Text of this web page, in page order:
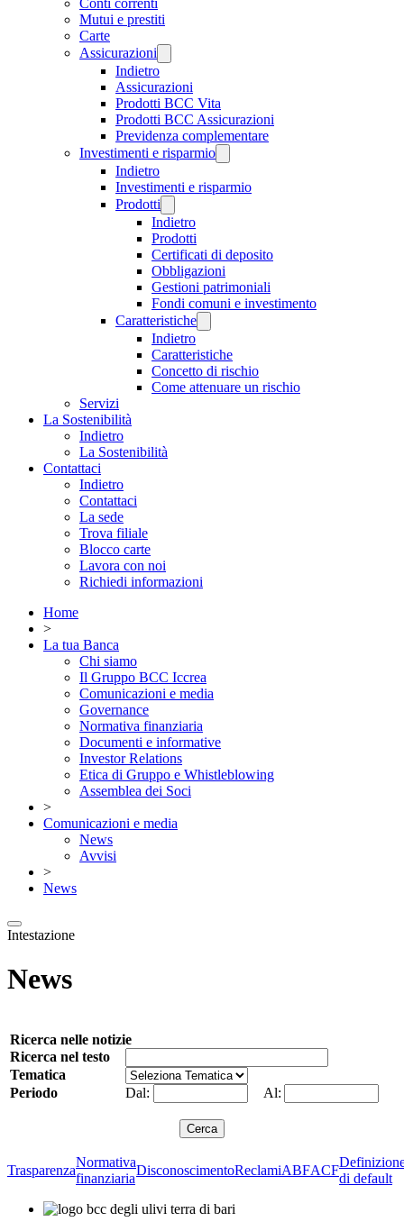
Conti correnti
Mutui e prestiti
Carte
Assicurazioni
Indietro
Assicurazioni
Prodotti BCC Vita
Prodotti BCC Assicurazioni
Previdenza complementare
Investimenti e risparmio
Indietro
Investimenti e risparmio
Prodotti
Indietro
Prodotti
Certificati di deposito
Obbligazioni
Gestioni patrimoniali
Fondi comuni e investimento
Caratteristiche
Indietro
Caratteristiche
Concetto di rischio
Come attenuare un rischio
Servizi
La Sostenibilità
Indietro
La Sostenibilità
Contattaci
Indietro
Contattaci
La sede
Trova filiale
Blocco carte
Lavora con noi
Richiedi informazioni
Home
>
La tua Banca
Chi siamo
Il Gruppo BCC Iccrea
Comunicazioni e media
Governance
Normativa finanziaria
Documenti e informative
Investor Relations
Etica di Gruppo e Whistleblowing
Assemblea dei Soci
>
Comunicazioni e media
News
Avvisi
>
News
Intestazione
News
Ricerca nelle notizie
Ricerca nel testo
Tematica
Periodo
Dal: Al:
Trasparenza
Normativa
finanziaria
DisconoscimentoReclamiABFACF
di default